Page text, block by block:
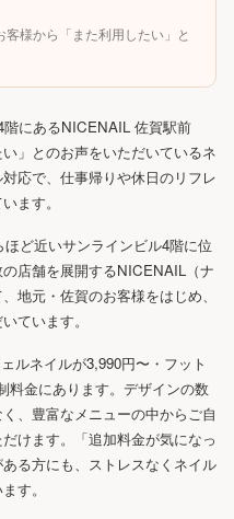
様から「また利用したい」と
にあるNICENAIL 佐賀駅前
」とのお声をいただいているネ
応で、仕事帰りや休日のリフレ
ます。
ど近いサンラインビル4階に位
店舗を展開するNICENAIL（ナ
地元・佐賀のお客様をはじめ、
ています。
ルネイルが3,990円〜・フット
料金にあります。デザインの数
、豊富なメニューの中からご自
けます。「追加料金が気になっ
る方にも、ストレスなくネイル
す。